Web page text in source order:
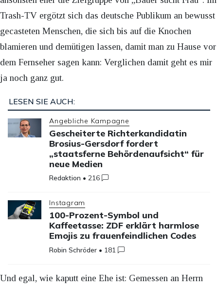
Trash-TV ergötzt sich das deutsche Publikum an bewusst
gecasteten Menschen, die sich bis auf die Knochen
blamieren und demütigen lassen, damit man zu Hause vor
dem Fernseher sagen kann: Verglichen damit geht es mir
ja noch ganz gut.
LESEN SIE AUCH:
Angebliche Kampagne
Gescheiterte Richterkandidatin
Brosius-Gersdorf fordert
„staatsferne Behördenaufsicht“ für
neue Medien
Redaktion •216
Instagram
100-Prozent-Symbol und
Kaffeetasse: ZDF erklärt harmlose
Emojis zu frauenfeindlichen Codes
Robin Schröder • 181
Und egal, wie kaputt eine Ehe ist: Gemessen an Herrn